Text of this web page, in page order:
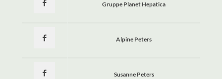
Gruppe Planet Hepatica
Alpine Peters
Susanne Peters